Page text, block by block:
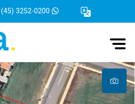
(45) 3252-0200